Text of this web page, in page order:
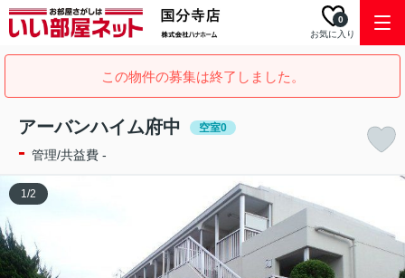
お気に入り
0
この物件の募集は終了しました。
アーバンハイム府中 空室0
- 管理/共益費 -
1/2